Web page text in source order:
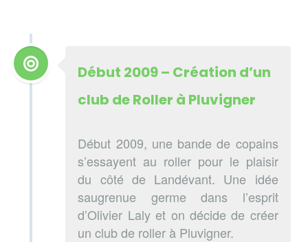
Début 2009 – Création d’un
club de Roller à Pluvigner
Début 2009, une bande de copains
s’essayent au roller pour le plaisir
du côté de Landévant. Une idée
saugrenue germe dans l’esprit
d’Olivier Laly et on décide de créer
un club de roller à Pluvigner.